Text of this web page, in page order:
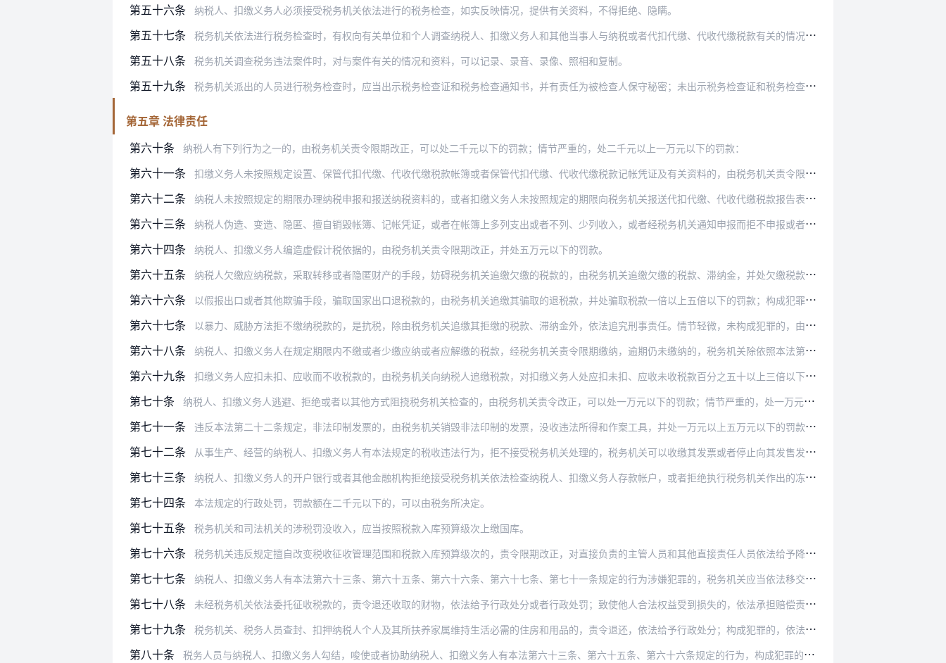
第五十六条 纳税人、扣缴义务人必须接受税务机关依法进行的税务检查，如实反映情况，提供有关资料，不得拒绝、隐瞒。
第五十七条 税务机关依法进行税务检查时，有权向有关单位和个人调查纳税人、扣缴义务人和其他当事人与纳税或者代扣代缴、代收代缴税款有关的情况，有关单位和个人有义务向税务机关如实…
第五十八条 税务机关调查税务违法案件时，对与案件有关的情况和资料，可以记录、录音、录像、照相和复制。
第五十九条 税务机关派出的人员进行税务检查时，应当出示税务检查证和税务检查通知书，并有责任为被检查人保守秘密；未出示税务检查证和税务检查通知书的，被检查人有权拒绝检查。
第五章 法律责任
第六十条
纳税人有下列行为之一的，由税务机关责令限期改正，可以处二千元以下的罚款；情节严重的，处二千元以上一万元以下的罚款：
第六十一条 扣缴义务人未按照规定设置、保管代扣代缴、代收代缴税款帐簿或者保管代扣代缴、代收代缴税款记帐凭证及有关资料的，由税务机关责令限期改正，可以处二千元以下的罚款；情节…
第六十二条 纳税人未按照规定的期限办理纳税申报和报送纳税资料的，或者扣缴义务人未按照规定的期限向税务机关报送代扣代缴、代收代缴税款报告表和有关资料的，由税务机关责令限期改正…
第六十三条 纳税人伪造、变造、隐匿、擅自销毁帐簿、记帐凭证，或者在帐簿上多列支出或者不列、少列收入，或者经税务机关通知申报而拒不申报或者进行虚假的纳税申报，不缴或者少缴应纳…
第六十四条 纳税人、扣缴义务人编造虚假计税依据的，由税务机关责令限期改正，并处五万元以下的罚款。
第六十五条 纳税人欠缴应纳税款，采取转移或者隐匿财产的手段，妨碍税务机关追缴欠缴的税款的，由税务机关追缴欠缴的税款、滞纳金，并处欠缴税款百分之五十以上五倍以下的罚款；构成犯…
第六十六条 以假报出口或者其他欺骗手段，骗取国家出口退税款的，由税务机关追缴其骗取的退税款，并处骗取税款一倍以上五倍以下的罚款；构成犯罪的，依法追究刑事责任。
第六十七条 以暴力、威胁方法拒不缴纳税款的，是抗税，除由税务机关追缴其拒缴的税款、滞纳金外，依法追究刑事责任。情节轻微，未构成犯罪的，由税务机关追缴其拒缴的税款、滞纳金，并…
第六十八条 纳税人、扣缴义务人在规定期限内不缴或者少缴应纳或者应解缴的税款，经税务机关责令限期缴纳，逾期仍未缴纳的，税务机关除依照本法第四十条的规定采取强制执行措施追缴其不…
第六十九条 扣缴义务人应扣未扣、应收而不收税款的，由税务机关向纳税人追缴税款，对扣缴义务人处应扣未扣、应收未收税款百分之五十以上三倍以下的罚款。
第七十条 纳税人、扣缴义务人逃避、拒绝或者以其他方式阻挠税务机关检查的，由税务机关责令改正，可以处一万元以下的罚款；情节严重的，处一万元以上五万元以下的罚款。
第七十一条 违反本法第二十二条规定，非法印制发票的，由税务机关销毁非法印制的发票，没收违法所得和作案工具，并处一万元以上五万元以下的罚款；构成犯罪的，依法追究刑事责任。
第七十二条 从事生产、经营的纳税人、扣缴义务人有本法规定的税收违法行为，拒不接受税务机关处理的，税务机关可以收缴其发票或者停止向其发售发票。
第七十三条 纳税人、扣缴义务人的开户银行或者其他金融机构拒绝接受税务机关依法检查纳税人、扣缴义务人存款帐户，或者拒绝执行税务机关作出的冻结存款或者扣缴税款的决定，或者在接到…
第七十四条 本法规定的行政处罚，罚款额在二千元以下的，可以由税务所决定。
第七十五条 税务机关和司法机关的涉税罚没收入，应当按照税款入库预算级次上缴国库。
第七十六条 税务机关违反规定擅自改变税收征收管理范围和税款入库预算级次的，责令限期改正，对直接负责的主管人员和其他直接责任人员依法给予降级或者撤职的行政处分。
第七十七条 纳税人、扣缴义务人有本法第六十三条、第六十五条、第六十六条、第六十七条、第七十一条规定的行为涉嫌犯罪的，税务机关应当依法移交司法机关追究刑事责任。
第七十八条 未经税务机关依法委托征收税款的，责令退还收取的财物，依法给予行政处分或者行政处罚；致使他人合法权益受到损失的，依法承担赔偿责任；构成犯罪的，依法追究刑事责任。
第七十九条 税务机关、税务人员查封、扣押纳税人个人及其所扶养家属维持生活必需的住房和用品的，责令退还，依法给予行政处分；构成犯罪的，依法追究刑事责任。
第八十条 税务人员与纳税人、扣缴义务人勾结，唆使或者协助纳税人、扣缴义务人有本法第六十三条、第六十五条、第六十六条规定的行为，构成犯罪的，依法追究刑事责任；尚不构成犯罪的…